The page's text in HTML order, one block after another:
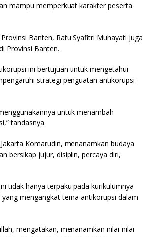
mampu memperkuat karakter peserta
Banten, Ratu Syafitri Muhayati juga
Provinsi Banten.
ini bertujuan untuk mengetahui
strategi penguatan antikorupsi
untuk menambah
tandasnya.
Komarudin, menanamkan budaya
bersikap jujur, disiplin, percaya diri,
tidak hanya terpaku pada kurikulumnya
mengangkat tema antikorupsi dalam
mengatakan, menanamkan nilai-nilai